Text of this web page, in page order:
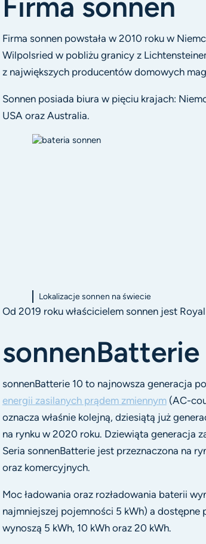
Firma sonnen powstała w 2010 roku w
Wilpolsried w pobliżu granicy z
z największych producentów domowych
Sonnen posiada biura w pięciu krajach:
USA oraz Australia.
Lokalizacje sonnen na świecie
Od 2019 roku właścicielem sonnen jest
sonnenBatterie
sonnenBatterie 10 to najnowsza generacja
energii zasilanych prądem zmiennym(AC-
oznacza właśnie kolejną, dziesiątą już
na rynku w 2020 roku. Dziewiąta generacja
Seria sonnenBatterie jest przeznaczona na
oraz komercyjnych.
Moc ładowania oraz rozładowania baterii
najmniejszej pojemności 5 kWh) a
wynoszą 5 kWh, 10 kWh oraz 20 kWh.